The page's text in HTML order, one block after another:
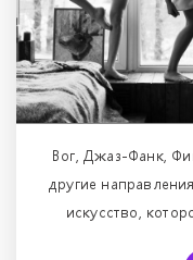
Вог, Джаз-Фанк,
другие
искусство,